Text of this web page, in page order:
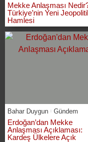
Mekke Anlaşması
Türkiye’nin Yeni
Hamlesi
Bahar Duygun Gündem
Erdoğan’dan Mekke
Anlaşması Açıklaması:
Kardeş Ülkelere Açık